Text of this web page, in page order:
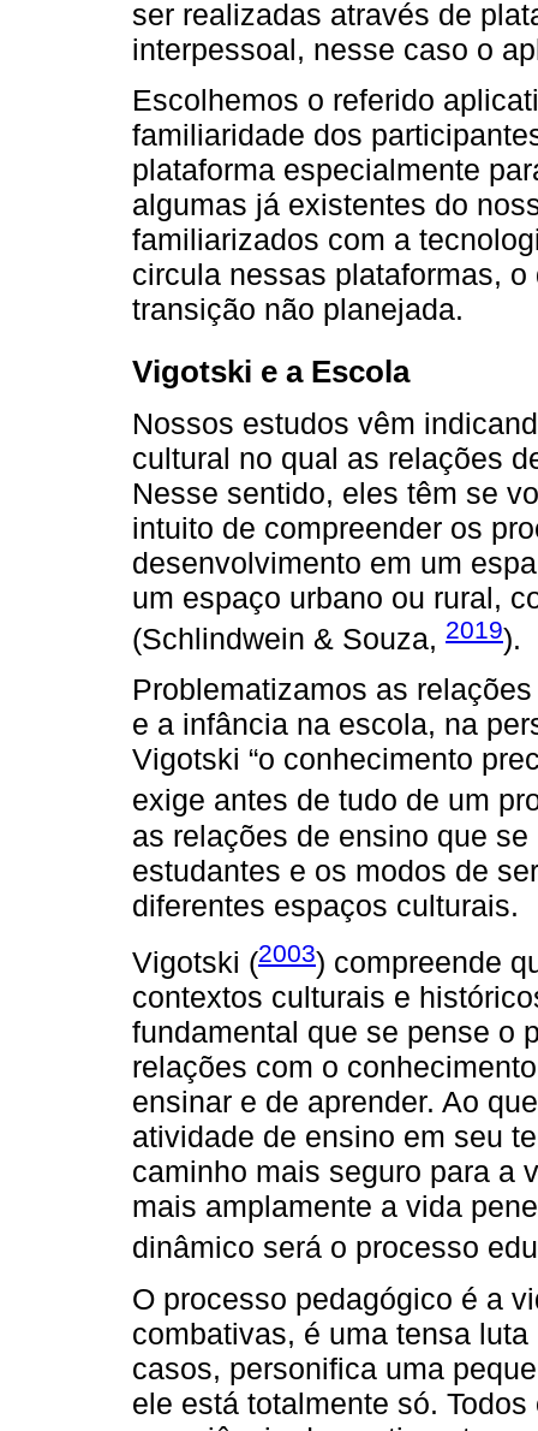
ser realizadas através de
interpessoal, nesse caso o
Escolhemos o referido
familiaridade dos
plataforma especialmente
algumas já existentes do
familiarizados com a
circula nessas plataformas,
transição não planejada.
Vigotski e a Escola
Nossos estudos vêm
cultural no qual as relações
Nesse sentido, eles têm se
intuito de compreender os
desenvolvimento em um
um espaço urbano ou rural,
(Schlindwein & Souza, 2019).
Problematizamos as
e a infância na escola, na
Vigotski “o conhecimento
exige antes de tudo de um
as relações de ensino que
estudantes e os modos de
diferentes espaços culturais.
Vigotski (2003) compreende
contextos culturais e
fundamental que se pense o
relações com o
ensinar e de aprender. Ao
atividade de ensino em seu
caminho mais seguro para a
mais amplamente a vida
dinâmico será o processo
O processo pedagógico é a
combativas, é uma tensa
casos, personifica uma
ele está totalmente só.